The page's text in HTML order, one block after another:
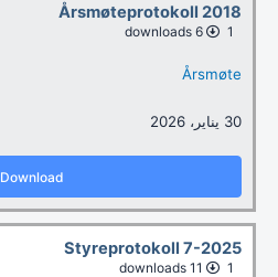
Årsmøteprotokoll 2018
1
6 downloads
Årsmøte
30 يناير، 2026
Download
Styreprotokoll 7-2025
1